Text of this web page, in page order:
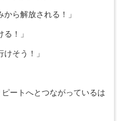
ら解放される！」
！」
そう！」
ートへとつながっているは